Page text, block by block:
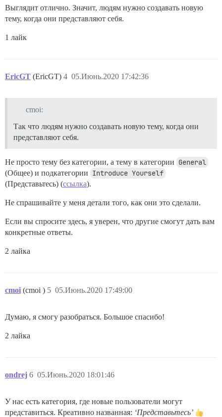
Выглядит отлично. Значит, людям нужно создавать новую
тему, когда они представляют себя.
1 лайк
EricGT (EricGT) 05.Июнь.2020 17:42:36
4
cmoi:
Так что людям нужно создавать новую тему, когда они
представляют себя.
Не просто тему без категории, а тему в категории General
(Общее) и подкатегории Introduce Yourself
(Представьтесь) (ссылка).
Не спрашивайте у меня детали того, как они это сделали.
Если вы спросите здесь, я уверен, что другие смогут дать вам
конкретные ответы.
2 лайка
cmoi (cmoi ) 05.Июнь.2020 17:49:00
5
Думаю, я смогу разобраться. Большое спасибо!
2 лайка
ondrej 05.Июнь.2020 18:01:46
6
У нас есть категория, где новые пользователи могут
представиться. Креативно названная: ‘Представьтесь’